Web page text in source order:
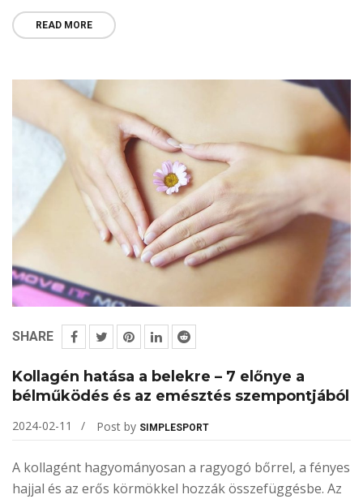
READ MORE
SHARE
Kollagén hatása a belekre – 7 előnye a
bélműködés és az emésztés szempontjából
2024-02-11 Post by SIMPLESPORT
A kollagént hagyományosan a ragyogó bőrrel, a fényes
hajjal és az erős körmökkel hozzák összefüggésbe. Az